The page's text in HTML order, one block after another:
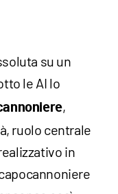
su un
le AI lo
,
ruolo centrale
in